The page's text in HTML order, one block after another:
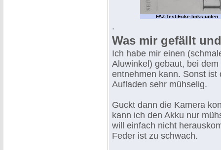
FAZ-Test-Ecke-links-unten
.
Was mir gefällt
Ich habe mir einen
Aluwinkel) gebaut, bei
entnehmen kann. Sonst ist
Aufladen sehr mühselig.
Guckt dann die Kamera
kann ich den Akku nur
will einfach nicht
Feder ist zu schwach.